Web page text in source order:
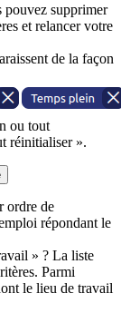
pouvez supprimer
et relancer votre
de la façon
ou tout
réinitialiser ».
ordre de
répondant le
» ? La liste
Parmi
le lieu de travail